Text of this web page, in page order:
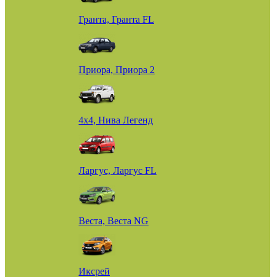
Гранта, Гранта FL
Приора, Приора 2
4х4, Нива Легенд
Ларгус, Ларгус FL
Веста, Веста NG
Иксрей